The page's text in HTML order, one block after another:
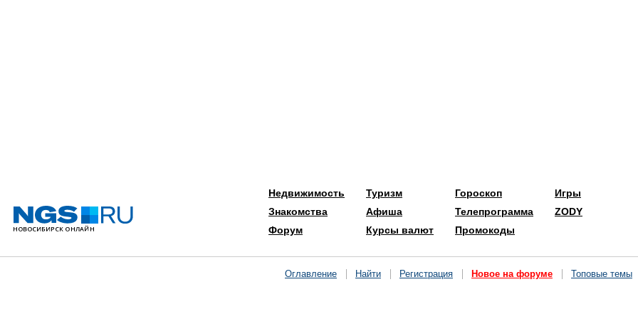
Недвижимость
Знакомства
Форум
Туризм
Афиша
Курсы валют
Гороскоп
Телепрограмма
Промокоды
Игры
ZODY
Оглавление Найти Регистрация Новое на форуме Топовые темы